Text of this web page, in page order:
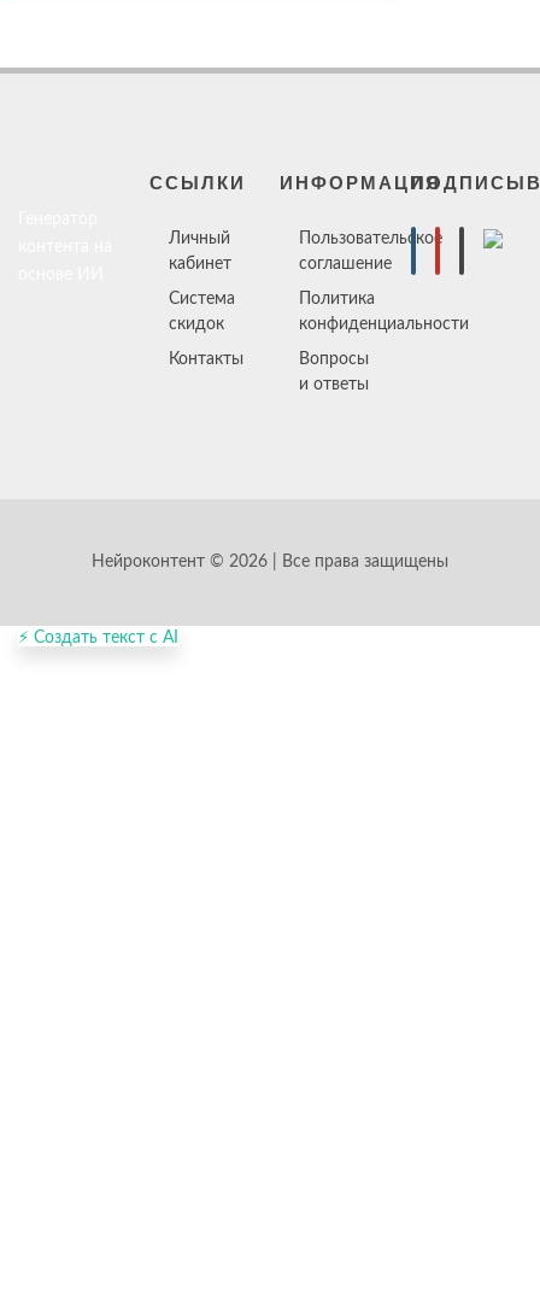
ССЫЛКИ
Личный
кабинет
Система
скидок
Контакты
ИНФОРМАЦИЯ
Пользовательское
соглашение
Политика
конфиденциальности
Вопросы
и ответы
Нейроконтент © 2026 | Все права защищены
⚡ Создать текст с AI